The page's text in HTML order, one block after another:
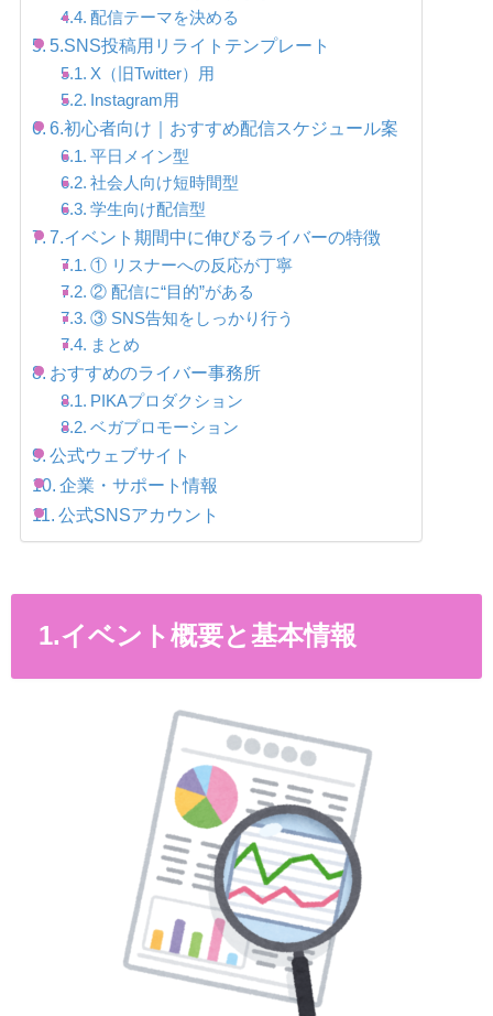
配信テーマを決める
5.SNS投稿用リライトテンプレート
X（旧Twitter）用
Instagram用
6.初心者向け｜おすすめ配信スケジュール案
平日メイン型
社会人向け短時間型
学生向け配信型
7.イベント期間中に伸びるライバーの特徴
① リスナーへの反応が丁寧
② 配信に“目的”がある
③ SNS告知をしっかり行う
まとめ
おすすめのライバー事務所
PIKAプロダクション
ベガプロモーション
公式ウェブサイト
企業・サポート情報
公式SNSアカウント
1.イベント概要と基本情報